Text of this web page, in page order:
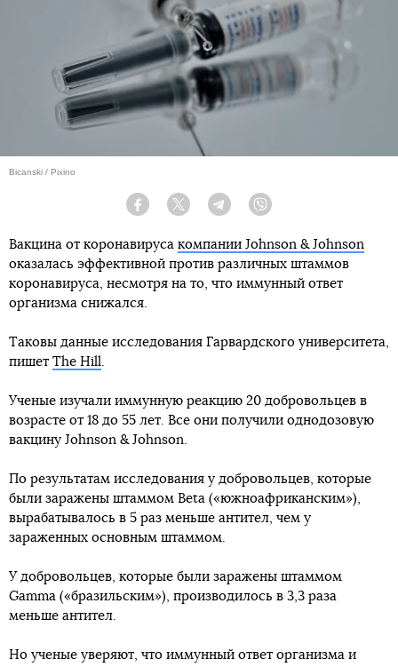
Bicanski / Pixino
Facebook Twitter Telegram
Вакцина от коронавируса компании Johnson & Johnson
оказалась эффективной против различных штаммов
коронавируса, несмотря на то, что иммунный ответ
организма снижался.
Таковы данные исследования Гарвардского университета,
пишет The Hill.
Ученые изучали иммунную реакцию 20 добровольцев в
возрасте от 18 до 55 лет. Все они получили однодозовую
вакцину Johnson & Johnson.
По результатам исследования у добровольцев, которые
были заражены штаммом Beta («южноафриканским»),
вырабатывалось в 5 раз меньше антител, чем у
зараженных основным штаммом.
У добровольцев, которые были заражены штаммом
Gamma («бразильским»), производилось в 3,3 раза
меньше антител.
Но ученые уверяют, что иммунный ответ организма и